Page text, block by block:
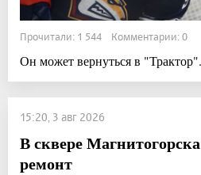
Прочитали: 1 544 Комментарии: 0
Он может вернуться в "Трактор".
15:20, 3 авг 2026
В сквере
ремонт